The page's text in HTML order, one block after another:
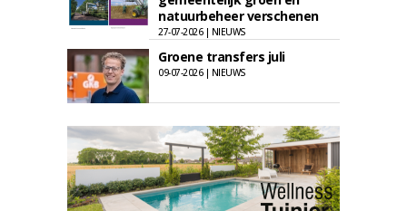
natuurbeheer verschenen
27-07-2026 | NIEUWS
Groene transfers juli
09-07-2026 | NIEUWS